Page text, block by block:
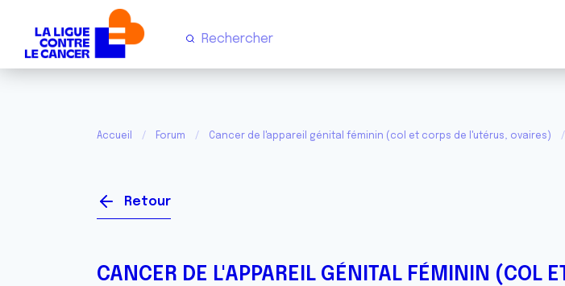
Accueil Forum Cancer de l'appareil génital féminin (col et corps de l'utérus, ovaires)
Retour
CANCER DE L'APPAREIL GÉNITAL FÉMININ (COL